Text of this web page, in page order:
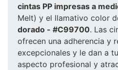
cintas PP impresas a
Melt) y el llamativo color
dorado - #C99700. Las
ofrecen una adherencia y
excepcionales y le dan a
aspecto profesional y